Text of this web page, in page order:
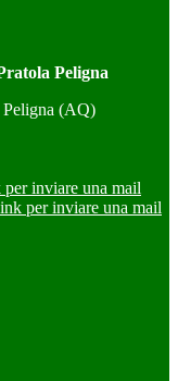
Peligna
(AQ)
inviare una mail
per inviare una mail